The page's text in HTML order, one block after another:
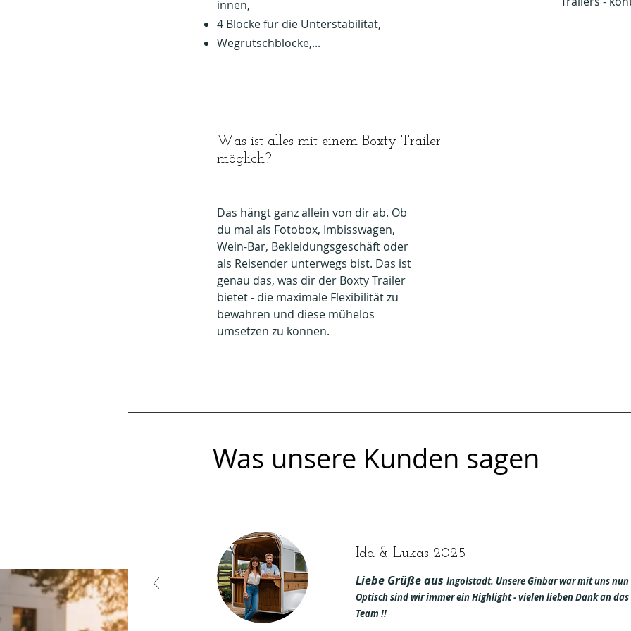
innen,
4 Blöcke für die Unterstabilität,
Wegrutschblöcke,...
Was ist alles mit einem Boxty Trailer
möglich?
Das hängt ganz allein von dir ab. Ob
du mal als Fotobox, Imbisswagen,
Wein-Bar, Bekleidungsgeschäft oder
als Reisender unterwegs bist. Das ist
genau das, was dir der Boxty Trailer
bietet - die maximale Flexibilität zu
bewahren und diese mühelos
umsetzen zu können.
Was unsere Kunden sagen
Ida & Lukas 2025
Liebe Grüße aus Ingolstadt. Unsere Ginbar war mit uns nun
Optisch sind wir immer ein Highlight - vielen lieben Dank an das
Team !!